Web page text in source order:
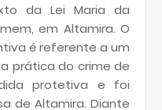
da Lei Maria da
em Altamira. O
é referente a um
prática do crime de
protetiva e foi
de Altamira. Diante